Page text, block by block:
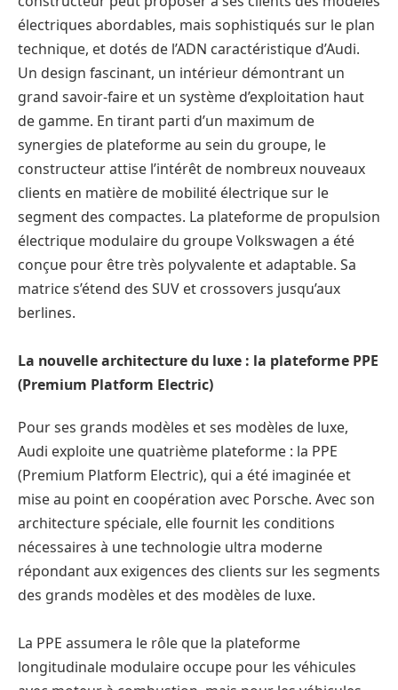
électriques abordables, mais sophistiqués sur le plan
technique, et dotés de l’ADN caractéristique d’Audi.
Un design fascinant, un intérieur démontrant un
grand savoir-faire et un système d’exploitation haut
de gamme. En tirant parti d’un maximum de
synergies de plateforme au sein du groupe, le
constructeur attise l’intérêt de nombreux nouveaux
clients en matière de mobilité électrique sur le
segment des compactes. La plateforme de propulsion
électrique modulaire du groupe Volkswagen a été
conçue pour être très polyvalente et adaptable. Sa
matrice s’étend des SUV et crossovers jusqu’aux
berlines.
La nouvelle architecture du luxe : la plateforme PPE
(Premium Platform Electric)
Pour ses grands modèles et ses modèles de luxe,
Audi exploite une quatrième plateforme : la PPE
(Premium Platform Electric), qui a été imaginée et
mise au point en coopération avec Porsche. Avec son
architecture spéciale, elle fournit les conditions
nécessaires à une technologie ultra moderne
répondant aux exigences des clients sur les segments
des grands modèles et des modèles de luxe.
La PPE assumera le rôle que la plateforme
longitudinale modulaire occupe pour les véhicules